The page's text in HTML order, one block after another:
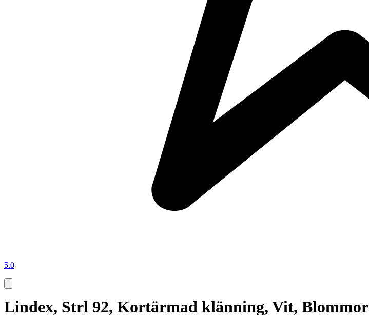
5.0
Lindex, Strl 92, Kortärmad klänning, Vit, Blommor